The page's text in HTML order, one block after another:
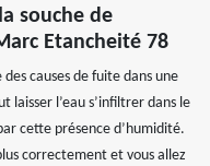
souche de
Etancheité 78
causes de fuite dans une
laisser l’eau s’infiltrer dans le
cette présence d’humidité.
correctement et vous allez